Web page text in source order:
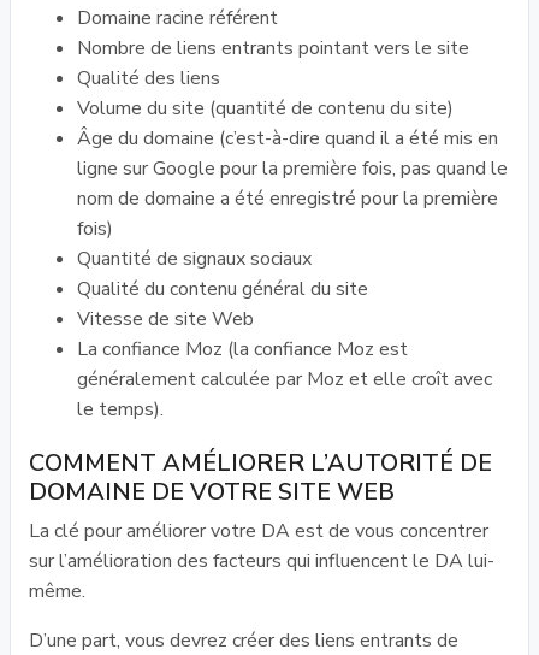
Domaine racine référent
Nombre de liens entrants pointant vers le site
Qualité des liens
Volume du site (quantité de contenu du site)
Âge du domaine (c’est-à-dire quand il a été mis en
ligne sur Google pour la première fois, pas quand le
nom de domaine a été enregistré pour la première
fois)
Quantité de signaux sociaux
Qualité du contenu général du site
Vitesse de site Web
La confiance Moz (la confiance Moz est
généralement calculée par Moz et elle croît avec
le temps).
COMMENT AMÉLIORER L’AUTORITÉ DE
DOMAINE DE VOTRE SITE WEB
La clé pour améliorer votre DA est de vous concentrer
sur l’amélioration des facteurs qui influencent le DA lui-
même.
D’une part, vous devrez créer des liens entrants de